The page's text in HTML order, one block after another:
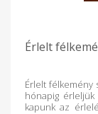
Érlelt
Érlelt félkemény
hónapig
kapunk az